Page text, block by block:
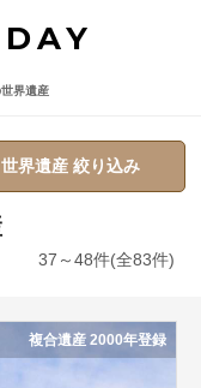
界遺産
世界遺産 絞り込み
37～48件(全83件)
複合遺産 2000年登録